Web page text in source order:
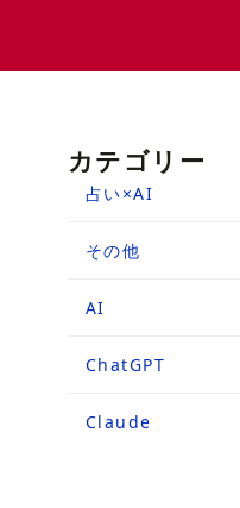
カテゴリー
占い×AI
その他
AI
ChatGPT
Claude